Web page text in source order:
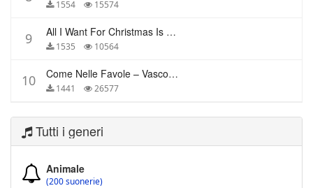
1554 15574
9 All I Want For Christmas Is You – Mariah Carey
1535 10564
10 Come Nelle Favole – Vasco Rossi
1441 26577
Tutti i generi
Animale
(200 suonerie)